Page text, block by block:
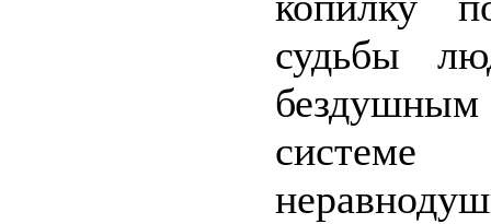
судьбы
системе